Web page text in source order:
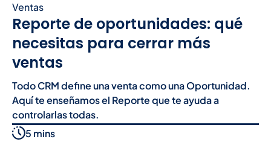
Ventas
Reporte de oportunidades: qué
necesitas para cerrar más
ventas
Todo CRM define una venta como una Oportunidad.
Aquí te enseñamos el Reporte que te ayuda a
controlarlas todas.
5 mins